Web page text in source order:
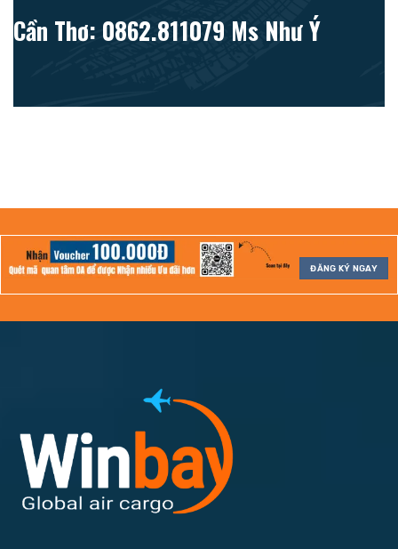
Cần Thơ: 0862.811079 Ms Như Ý
ĐĂNG KÝ NGAY